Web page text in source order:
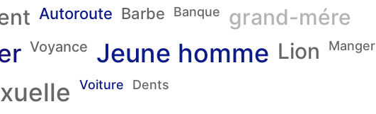
Autoroute Barbe Banque grand-mére
Voyance Jeune homme Lion Manger
Voiture Dents